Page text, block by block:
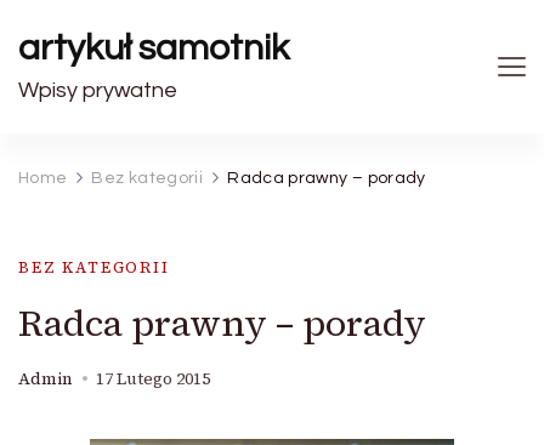
artykuł samotnik
Wpisy prywatne
Home Bez kategorii Radca prawny – porady
BEZ KATEGORII
Radca prawny – porady
Admin 17 Lutego 2015